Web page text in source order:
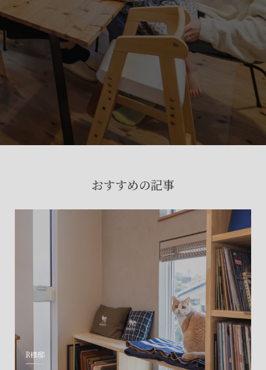
おすすめの記事
R様邸
賃貸管理サイトはこちら
会社に関することや物件についての
お問い合わせはこちらから